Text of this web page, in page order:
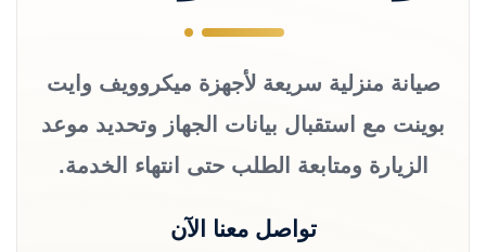
صيانة منزلية سريعة لأجهزة ميكروويف وايت
بوينت مع استقبال بيانات الجهاز وتحديد موعد
الزيارة ومتابعة الطلب حتى انتهاء الخدمة.
تواصل معنا الآن